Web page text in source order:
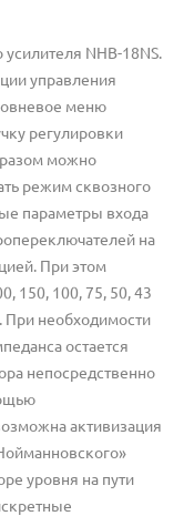
NHB-18NS.
управления
меню
регулировки
можно
режим сквозного
параметры входа
на
При этом
150, 100, 75, 50, 43
При необходимости
остается
непосредственно
активизация
уровня на пути